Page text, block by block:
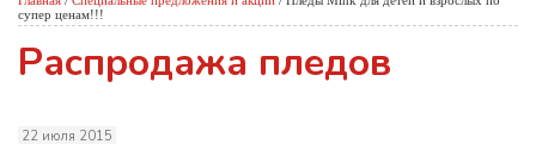
супер ценам!!!
Распродажа пледов
22 июля 2015